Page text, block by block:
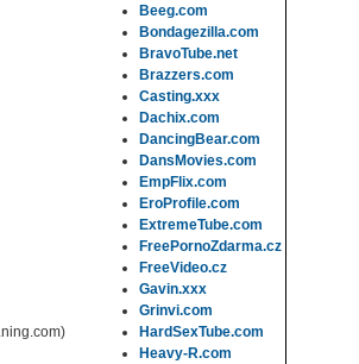
Beeg.com
Bondagezilla.com
BravoTube.net
Brazzers.com
Casting.xxx
Dachix.com
DancingBear.com
DansMovies.com
EmpFlix.com
EroProfile.com
ExtremeTube.com
FreePornoZdarma.cz
FreeVideo.cz
Gavin.xxx
Grinvi.com
HardSexTube.com
Heavy-R.com